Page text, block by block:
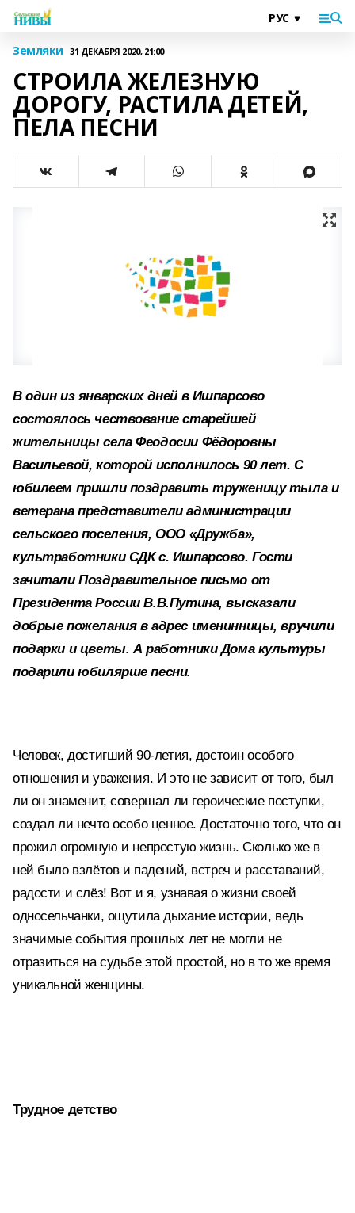
Земляки 31 ДЕКАБРЯ 2020, 21:00
СТРОИЛА ЖЕЛЕЗНУЮ
ДОРОГУ, РАСТИЛА ДЕТЕЙ,
ПЕЛА ПЕСНИ
В один из январских дней в Ишпарсово
состоялось чествование старейшей
жительницы села Феодосии Фёдоровны
Васильевой, которой исполнилось 90 лет. С
юбилеем пришли поздравить труженицу тыла и
ветерана представители администрации
сельского поселения, ООО «Дружба»,
культработники СДК с. Ишпарсово. Гости
зачитали Поздравительное письмо от
Президента России В.В.Путина, высказали
добрые пожелания в адрес именинницы, вручили
подарки и цветы. А работники Дома культуры
подарили юбилярше песни.
Человек, достигший 90-летия, достоин особого
отношения и уважения. И это не зависит от того, был
ли он знаменит, совершал ли героические поступки,
создал ли нечто особо ценное. Достаточно того, что он
прожил огромную и непростую жизнь. Сколько же в
ней было взлётов и падений, встреч и расставаний,
радости и слёз! Вот и я, узнавая о жизни своей
односельчанки, ощутила дыхание истории, ведь
значимые события прошлых лет не могли не
отразиться на судьбе этой простой, но в то же время
уникальной женщины.
Трудное детство